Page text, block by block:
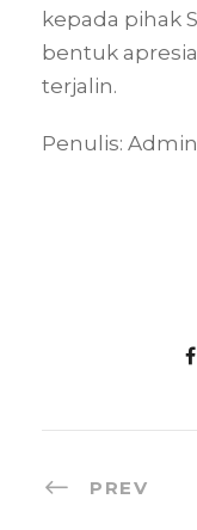
kepada pihak
bentuk
terjalin.
Penulis: Admin
PREV